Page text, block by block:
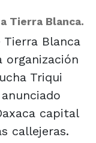
Tierra Blanca.
Tierra Blanca
organización
Triqui
capital
callejeras.